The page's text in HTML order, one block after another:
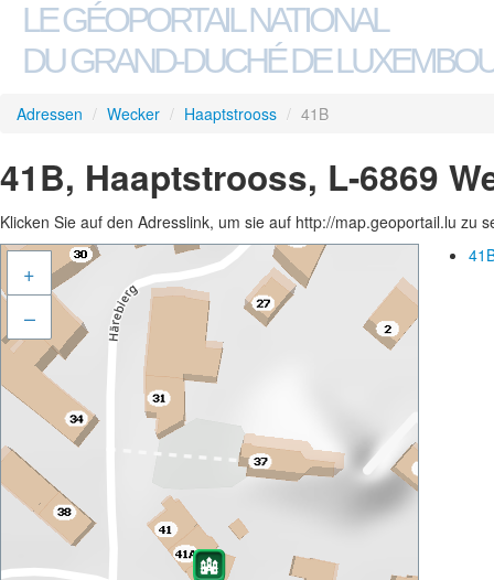
LE GÉOPORTAIL NATIONAL
DU GRAND-DUCHÉ DE
Adressen / Wecker / Haaptstrooss / 41B
41B, Haaptstrooss, L-6869
Klicken Sie auf den Adresslink, um sie auf http://map.geoportail.lu zu
+
–